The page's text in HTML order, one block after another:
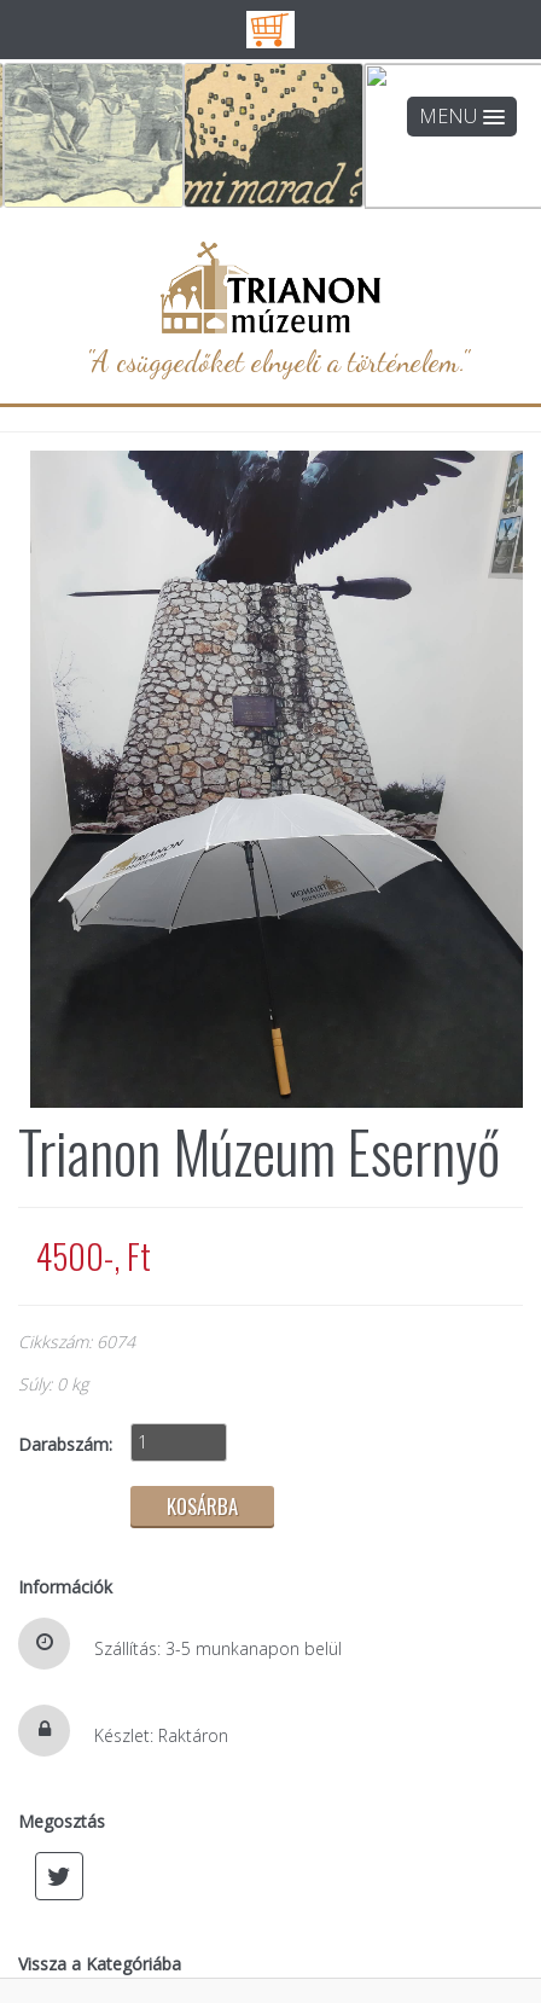
MENU
"A csüggedőket elnyeli a történelem."
Trianon Múzeum Esernyő
4500-, Ft
Cikkszám: 6074
Súly: 0 kg
Darabszám:
Információk
Szállítás: 3-5 munkanapon belül
Készlet: Raktáron
Megosztás
Vissza a Kategóriába